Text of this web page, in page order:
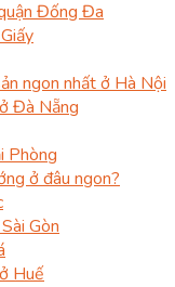
Đống Đa
ngon nhất ở Hà Nội
Đà Nẵng
Phòng
ở đâu ngon?
Gòn
Huế